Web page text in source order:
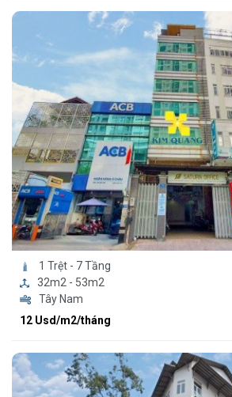
1 Trệt - 7 Tầng
32m2 - 53m2
Tây Nam
12 Usd/m2/tháng